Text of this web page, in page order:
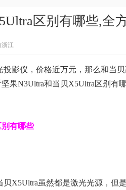
区别有哪些,全
浙江
投影仪，价格近万元，那么和当
果N3Ultra和当贝X5Ultra区别有
有哪些
X5Ultra虽然都是激光光源，但